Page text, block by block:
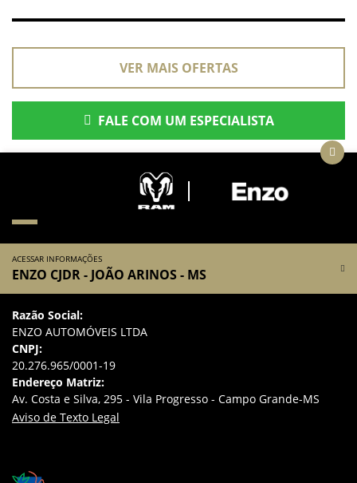
VER MAIS OFERTAS
FALE COM UM ESPECIALISTA
ACESSAR INFORMAÇÕES
ENZO CJDR - JOÃO ARINOS - MS
Razão Social:
ENZO AUTOMÓVEIS LTDA
CNPJ:
20.276.965/0001-19
Endereço Matriz:
Av. Costa e Silva, 295 - Vila Progresso - Campo Grande-MS
Aviso de Texto Legal